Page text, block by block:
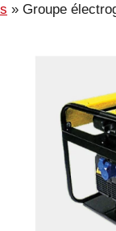
» Groupe